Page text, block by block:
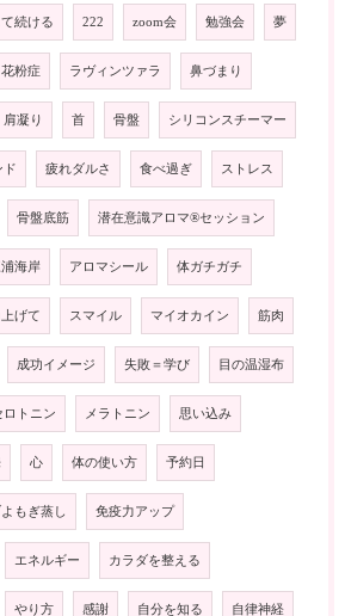
続ける 222 zoom会 勉強会 夢
花粉症 ラヴィンツァラ 鼻づまり
肩凝り 首 骨盤 シリコンスチーマー
ド 疲れダルさ 食べ過ぎ ストレス
骨盤底筋 潜在意識アロマ®️セッション
海岸 アロマシール 体ガチガチ
げて スマイル マイオカイン 筋肉
成功イメージ 失敗＝学び 目の温湿布
ロトニン メラトニン 思い込み
心 体の使い方 予約日
もぎ蒸し 免疫力アップ
エネルギー カラダを整える
やり方 感謝 自分を知る 自律神経